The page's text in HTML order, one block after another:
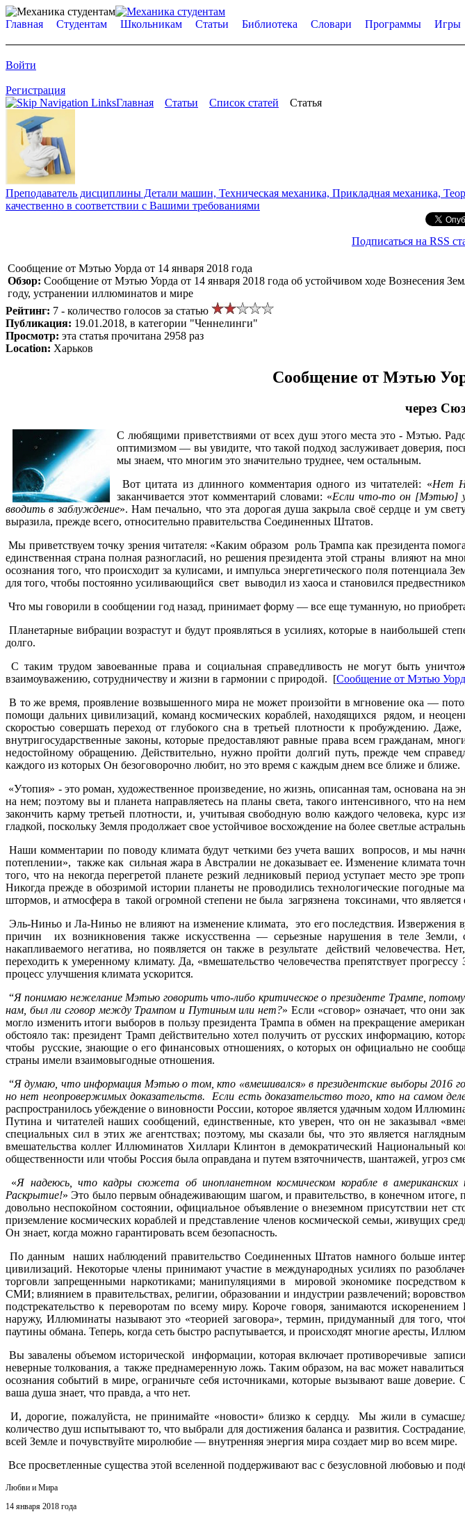
Главная Студентам Школьникам Статьи Библиотека Словари Программы Игры
Войти
Регистрация
Главная
Статьи Список статей Статья
Преподаватель дисциплины Детали машин, Техническая механика, Прикладная механика,
качественно в соответствии с Вашими требованиями
Подписаться на RSS
Сообщение от Мэтью Уорда от 14 января 2018 года
Обзор: Сообщение от Мэтью Уорда от 14 января 2018 года об устойчивом ходе Вознесения
году, устранении иллюминатов и мире
Рейтинг: 7 - количество голосов за статью
Публикация: 19.01.2018, в категории "Ченнелинги"
Просмотр: эта статья прочитана 2958 раз
Location: Харьков
Сообщение от Мэтью
через
С любящими приветствиями от всех душ этого места это - Мэтью.
оптимизмом — вы увидите, что такой подход заслуживает доверия,
мы знаем, что многим это значительно труднее, чем остальным.
Вот цитата из длинного комментария одного из читателей: «Нет
заканчивается этот комментарий словами: «Если что-то он [Мэтью]
вводить в заблуждение». Нам печально, что эта дорогая душа закрыла своё сердце и ум
выразила, прежде всего, относительно правительства Соединенных Штатов.
Мы приветствуем точку зрения читателя: «Каким образом роль Трампа как президента
единственная страна полная разногласий, но решения президента этой страны влияют на
осознания того, что происходит за кулисами, и импульса энергетического поля
для того, чтобы постоянно усиливающийся свет выводил из хаоса и становился
Что мы говорили в сообщении год назад, принимает форму — все еще туманную, но
Планетарные вибрации возрастут и будут проявляться в усилиях, которые в наибольшей
долго.
С таким трудом завоеванные права и социальная справедливость не могут быть
взаимоуважению, сотрудничеству и жизни в гармонии с природой. [Сообщение от Мэтью
В то же время, проявление возвышенного мира не может произойти в мгновение ока —
помощи дальних цивилизаций, команд космических кораблей, находящихся рядом, и
скоростью совершать переход от глубокого сна в третьей плотности к пробуждению.
внутригосударственные законы, которые предоставляют равные права всем гражданам,
недостойному обращению. Действительно, нужно пройти долгий путь, прежде чем
каждого из которых Он безоговорочно любит, но это время с каждым днем все ближе и ближе.
«Утопия» - это роман, художественное произведение, но жизнь, описанная там, основана
на нем; поэтому вы и планета направляетесь на планы света, такого интенсивного, что
закончить карму третьей плотности, и, учитывая свободную волю каждого человека, курс
гладкой, поскольку Земля продолжает свое устойчивое восхождение на более светлые
Наши комментарии по поводу климата будут четкими без учета ваших вопросов, и мы
потеплении», также как сильная жара в Австралии не доказывает ее. Изменение климата
того, что на некогда перегретой планете резкий ледниковый период уступает место эре
Никогда прежде в обозримой истории планеты не проводились технологические
штормов, и атмосфера в такой огромной степени не была загрязнена токсинами, что
Эль-Ниньо и Ла-Ниньо не влияют на изменение климата, это его последствия. Извержения
причин их возникновения также искусственна — серьезные нарушения в теле Земли,
накапливаемого негатива, но появляется он также в результате действий
переходить к умеренному климату. Да, «вмешательство человечества препятствует
процесс улучшения климата ускорится.
“Я понимаю нежелание Мэтью говорить что-либо критическое о президенте Трампе,
нам, был ли сговор между Трампом и Путиным или нет?» Если «сговор» означает, что они
могло изменить итоги выборов в пользу президента Трампа в обмен на прекращение
обстояло так: президент Трамп действительно хотел получить от русских информацию,
чтобы русские, знающие о его финансовых отношениях, о которых он официально не
страны имели взаимовыгодные отношения.
“Я думаю, что информация Мэтью о том, кто «вмешивался» в президентские выборы 2016
но нет неопровержимых доказательств. Если есть доказательство того, кто на самом
распространилось убеждение о виновности России, которое является удачным ходом
Путина и читателей наших сообщений, единственные, кто уверен, что он не заказывал
специальных сил в этих же агентствах; поэтому, мы сказали бы, что это является
вмешательства коллег Иллюминатов Хиллари Клинтон в демократический Национальный
общественности или чтобы Россия была оправдана и путем взяточничеств, шантажей, угроз
«Я надеюсь, что кадры сюжета об инопланетном космическом корабле в
Раскрытие!» Это было первым обнадеживающим шагом, и правительство, в конечном итоге,
довольно неспокойном состоянии, официальное объявление о внеземном присутствии нет
приземление космических кораблей и представление членов космической семьи, живущих
Он знает, когда можно гарантировать всем безопасность.
По данным наших наблюдений правительство Соединенных Штатов намного больше
цивилизаций. Некоторые члены принимают участие в международных усилиях по
торговли запрещенными наркотиками; манипуляциями в мировой экономике
СМИ; влиянием в правительствах, религии, образовании и индустрии развлечений;
подстрекательство к переворотам по всему миру. Короче говоря, занимаются
наружу, Иллюминаты называют это «теорией заговора», термин, придуманный для того,
паутины обмана. Теперь, когда сеть быстро распутывается, и происходят многие аресты,
Вы завалены объемом исторической информации, которая включает противоречивые
неверные толкования, а также преднамеренную ложь. Таким образом, на вас может
осознания событий в мире, ограничьте себя источниками, которые вызывают ваше
ваша душа знает, что правда, а что нет.
И, дорогие, пожалуйста, не принимайте «новости» близко к сердцу. Мы жили в
количество душ испытывают то, что выбрали для достижения баланса и развития.
всей Земле и почувствуйте миролюбие — внутренняя энергия мира создает мир во всем мире.
Все просветленные существа этой вселенной поддерживают вас с безусловной любовью и
Любви и Мира
14 января 2018 года